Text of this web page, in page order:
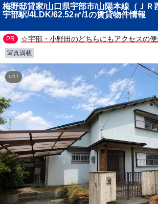
梅野邸貸家/山口県宇部市/山陽本線（ＪＲ
宇部駅/4LDK/62.52㎡/1の賃貸物件情報
☆宇部・小野田のどちらにもアクセスの
写真満載
1/17